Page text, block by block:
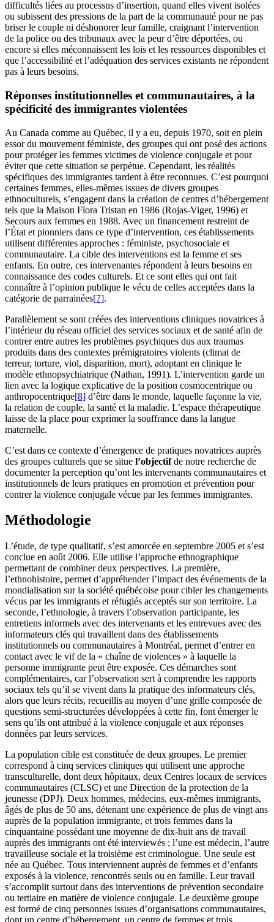
difficultés liées au processus d’insertion, quand elles vivent isolées
ou subissent des pressions de la part de la communauté pour ne pas
briser le couple ni déshonorer leur famille, craignant l’intervention
de la police ou des tribunaux avec la peur d’être déportées, ou
encore si elles méconnaissent les lois et les ressources disponibles et
que l’accessibilité et l’adéquation des services existants ne répondent
pas à leurs besoins.
Réponses institutionnelles et communautaires, à la
spécificité des immigrantes violentées
Au Canada comme au Québec, il y a eu, depuis 1970, soit en plein
essor du mouvement féministe, des groupes qui ont posé des actions
pour protéger les femmes victimes de violence conjugale et pour
éviter que cette situation se perpétue. Cependant, les réalités
spécifiques des immigrantes tardent à être reconnues. C’est pourquoi
certaines femmes, elles-mêmes issues de divers groupes
ethnoculturels, s’engagent dans la création de centres d’hébergement
tels que la Maison Flora Tristan en 1986 (Rojas-Viger, 1996) et
Secours aux femmes en 1988. Avec un financement restreint de
l’État et pionniers dans ce type d’intervention, ces établissements
utilisent différentes approches : féministe, psychosociale et
communautaire. La cible des interventions est la femme et ses
enfants. En outre, ces intervenantes répondent à leurs besoins en
connaissance des codes culturels. Et ce sont elles qui ont fait
connaître à l’opinion publique le vécu de celles acceptées dans la
catégorie de parrainées[7].
Parallèlement se sont créées des interventions cliniques novatrices à
l’intérieur du réseau officiel des services sociaux et de santé afin de
contrer entre autres les problèmes psychiques dus aux traumas
produits dans des contextes prémigratoires violents (climat de
terreur, torture, viol, disparition, mort), adoptant en clinique le
modèle ethnopsychiatrique (Nathan, 1991). L’intervention garde un
lien avec la logique explicative de la position cosmocentrique ou
anthropocentrique[8] d’être dans le monde, laquelle façonne la vie,
la relation de couple, la santé et la maladie. L’espace thérapeutique
laisse de la place pour exprimer la souffrance dans la langue
maternelle.
C’est dans ce contexte d’émergence de pratiques novatrices auprès
des groupes culturels que se situe l’objectifde notre recherche de
documenter la perception qu’ont les intervenants communautaires et
institutionnels de leurs pratiques en promotion et prévention pour
contrer la violence conjugale vécue par les femmes immigrantes.
Méthodologie
L’étude, de type qualitatif, s’est amorcée en septembre 2005 et s’est
conclue en août 2006. Elle utilise l’approche ethnographique
permettant de combiner deux perspectives. La première,
l’ethnohistoire, permet d’appréhender l’impact des événements de la
mondialisation sur la société québécoise pour cibler les changements
vécus par les immigrants et réfugiés acceptés sur son territoire. La
seconde, l’ethnologie, à travers l’observation participante, les
entretiens informels avec des intervenants et les entrevues avec des
informateurs clés qui travaillent dans des établissements
institutionnels ou communautaires à Montréal, permet d’entrer en
contact avec le vif de la « chaîne de violences » à laquelle la
personne immigrante peut être exposée. Ces démarches sont
complémentaires, car l’observation sert à comprendre les rapports
sociaux tels qu’il se vivent dans la pratique des informateurs clés,
alors que leurs récits, recueillis au moyen d’une grille composée de
questions semi-structurées développées à cette fin, font émerger le
sens qu’ils ont attribué à la violence conjugale et aux réponses
données par leurs services.
La population cible est constituée de deux groupes. Le premier
correspond à cinq services cliniques qui utilisent une approche
transculturelle, dont deux hôpitaux, deux Centres locaux de services
communautaires (CLSC) et une Direction de la protection de la
jeunesse (DPJ). Deux hommes, médecins, eux-mêmes immigrants,
âgés de plus de 50 ans, détenant une expérience de plus de vingt ans
auprès de la population immigrante, et trois femmes dans la
cinquantaine possédant une moyenne de dix-huit ans de travail
auprès des immigrants ont été interviewés ; l’une est médecin, l’autre
travailleuse sociale et la troisième est criminologue. Une seule est
née au Québec. Tous interviennent auprès de femmes et d’enfants
exposés à la violence, rencontrés seuls ou en famille. Leur travail
s’accomplit surtout dans des interventions de prévention secondaire
ou tertiaire en matière de violence conjugale. Le deuxième groupe
est formé de cinq personnes issues d’organisations communautaires,